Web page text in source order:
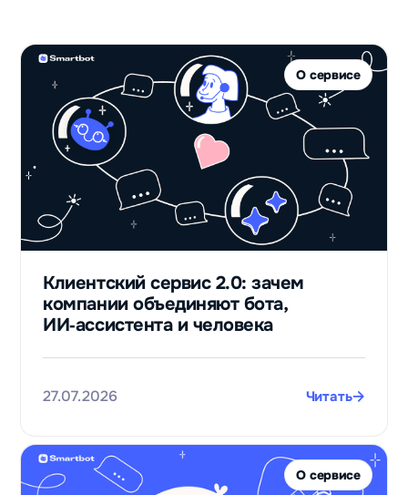
О сервисе
Клиентский сервис 2.0: зачем
компании объединяют бота,
ИИ‑ассистента и человека
27.07.2026 Читать
О сервисе